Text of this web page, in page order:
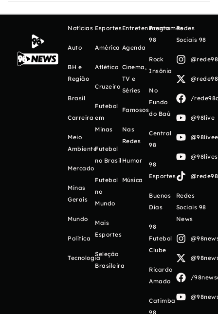
Notícias
Auto
BH e
Região
Brasil
Carreira
Meio
Ambiente
Mercado
Minas
Gerais
Mundo
Política
Tecnologia
Esportes
América
Atlético
Cruzeiro
Futebol
em
Minas
Futebol
no Brasil
Futebol
no
Mundo
Mais
Esportes
Seleção
Brasileira
Entretenimento
Agenda
Cinema,
TV e
Séries
Famosos
Nas
Redes
Humor
Música
Programas
98
Rock
Insônia
No
Fundo
do Baú
Central
98
98
Esportes
Buenos
Días
98
Futebol
Clube
Ricardo
Amado
Catimba
98
Redes
Sociais 98
/
@98live
Redes
Sociais 98
News
/